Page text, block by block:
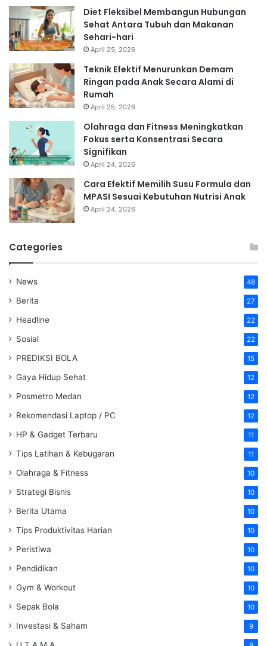
Diet Fleksibel Membangun Hubungan
Sehat Antara Tubuh dan Makanan
Sehari-hari
April 25, 2026
Teknik Efektif Menurunkan Demam
Ringan pada Anak Secara Alami di
Rumah
April 25, 2026
Olahraga dan Fitness Meningkatkan
Fokus serta Konsentrasi Secara
Signifikan
April 24, 2026
Cara Efektif Memilih Susu Formula dan
MPASI Sesuai Kebutuhan Nutrisi Anak
April 24, 2026
Categories
News 48
Berita 27
Headline 22
Sosial 22
PREDIKSI BOLA 15
Gaya Hidup Sehat 12
Posmetro Medan 12
Rekomendasi Laptop / PC 12
HP & Gadget Terbaru 11
Tips Latihan & Kebugaran 11
Olahraga & Fitness 10
Strategi Bisnis 10
Berita Utama 10
Tips Produktivitas Harian 10
Peristiwa 10
Pendidikan 10
Gym & Workout 10
Sepak Bola 10
Investasi & Saham 9